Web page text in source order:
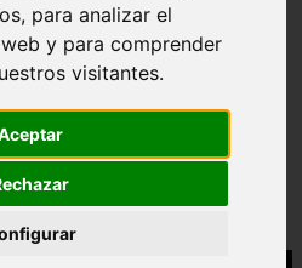
para analizar el
y para comprender
visitantes.
mercado español:
y un 5,9% de cuota